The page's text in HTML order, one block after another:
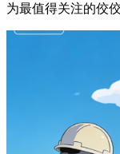
为最值得关注的佼佼